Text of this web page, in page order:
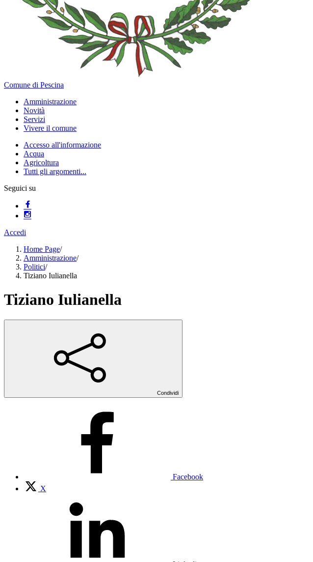
Comune di Pescina
Amministrazione
Novità
Servizi
Vivere il comune
Accesso all'informazione
Acqua
Agricoltura
Tutti gli argomenti...
Seguici su
Accedi
Home Page/
Amministrazione/
Politici/
Tiziano Iulianella
Tiziano Iulianella
Condividi
Facebook
X